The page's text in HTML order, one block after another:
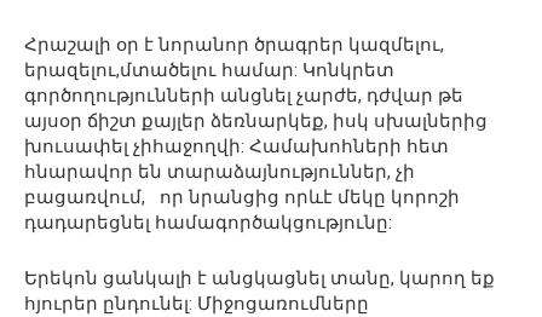
Հրաշալի օր է նորանոր ծրագրեր կազմելու,
երազելու,մտածելու համար: Կոնկրետ
գործողությունների անցնել չարժե, դժվար թե
այսօր ճիշտ քայլեր ձեռնարկեք, իսկ սխալներից
խուսափել չիհաջողվի: Համախոհների հետ
հնարավոր են տարաձայնություններ, չի
բացառվում, որ նրանցից որևէ մեկը կորոշի
դադարեցնել համագործակցությունը:
Երեկոն ցանկալի է անցկացնել տանը, կարող եք
հյուրեր ընդունել: Միջոցառումները